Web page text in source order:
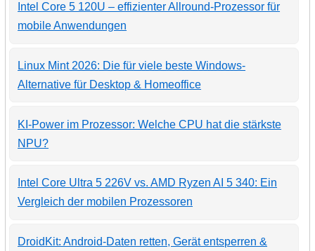
Intel Core 5 120U – effizienter Allround-Prozessor für
mobile Anwendungen
Linux Mint 2026: Die für viele beste Windows-
Alternative für Desktop & Homeoffice
KI-Power im Prozessor: Welche CPU hat die stärkste
NPU?
Intel Core Ultra 5 226V vs. AMD Ryzen AI 5 340: Ein
Vergleich der mobilen Prozessoren
DroidKit: Android-Daten retten, Gerät entsperren &